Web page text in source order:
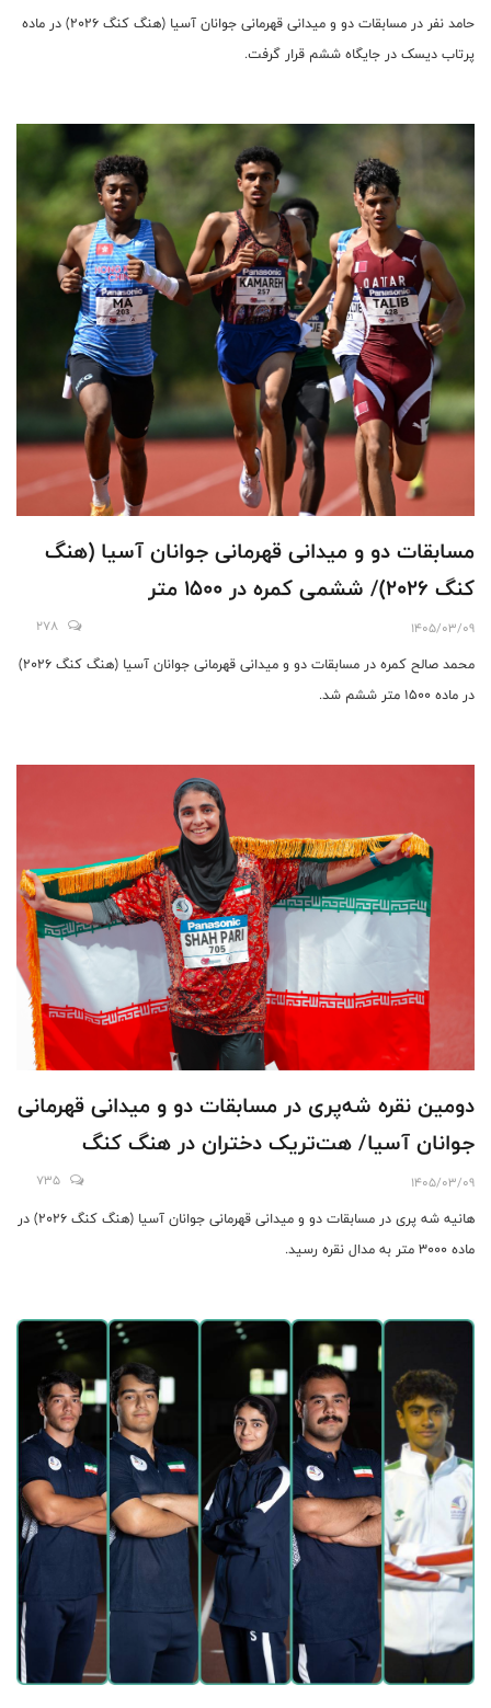
حامد نفر در مسابقات دو و میدانی قهرمانی جوانان آسیا (هنگ کنگ 2026) در ماده
پرتاب دیسک در جایگاه ششم قرار گرفت.
مسابقات دو و میدانی قهرمانی جوانان آسیا (هنگ
کنگ 2026)/ ششمی کمره در 1500 متر
1405/03/09
278
محمد صالح کمره در مسابقات دو و میدانی قهرمانی جوانان آسیا (هنگ کنگ 2026)
در ماده 1500 متر ششم شد.
دومین نقره شه‌پری در مسابقات دو و میدانی قهرمانی
جوانان آسیا/ هت‌تریک دختران در هنگ کنگ
1405/03/09
735
هانیه شه پری در مسابقات دو و میدانی قهرمانی جوانان آسیا (هنگ کنگ 2026) در
ماده 3000 متر به مدال نقره رسید.